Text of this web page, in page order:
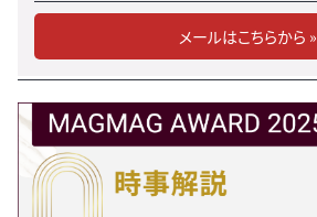
メールはこちらから »